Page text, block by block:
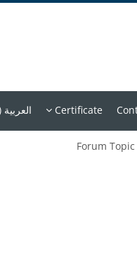
Certificate العربية ‎(ar)‎
Forum Topic